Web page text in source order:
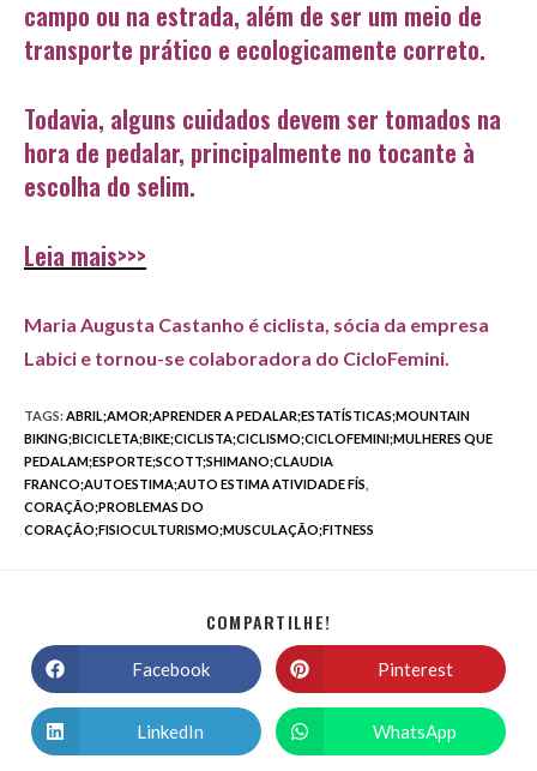
campo ou na estrada, além de ser um meio de
transporte prático e ecologicamente correto.
Todavia, alguns cuidados devem ser tomados na
hora de pedalar, principalmente no tocante à
escolha do selim.
Leia mais>>>
Maria Augusta Castanho é ciclista, sócia da empresa
Labici e tornou-se colaboradora do CicloFemini.
TAGS:ABRIL;AMOR;APRENDER A PEDALAR;ESTATÍSTICAS;MOUNTAIN
BIKING;BICICLETA;BIKE;CICLISTA;CICLISMO;CICLOFEMINI;MULHERES QUE
PEDALAM;ESPORTE;SCOTT;SHIMANO;CLAUDIA
FRANCO;AUTOESTIMA;AUTO ESTIMA ATIVIDADE FÍS
CORAÇÃO;PROBLEMAS DO
CORAÇÃO;FISIOCULTURISMO;MUSCULAÇÃO;FITNESS
COMPARTILHE!
Facebook Pinterest
LinkedIn WhatsApp